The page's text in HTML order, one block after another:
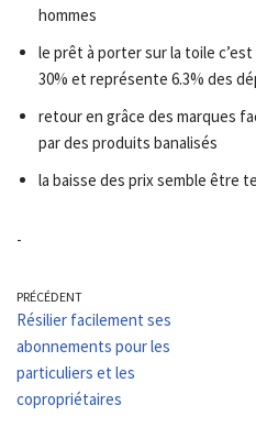
hommes
le prêt à porter sur la toile
30% et représente 6.3% des
retour en grâce des marques
par des produits banalisés
la baisse des prix semble être
-
PRÉCÉDENT
Résilier facilement ses
abonnements pour les
particuliers et les
copropriétaires